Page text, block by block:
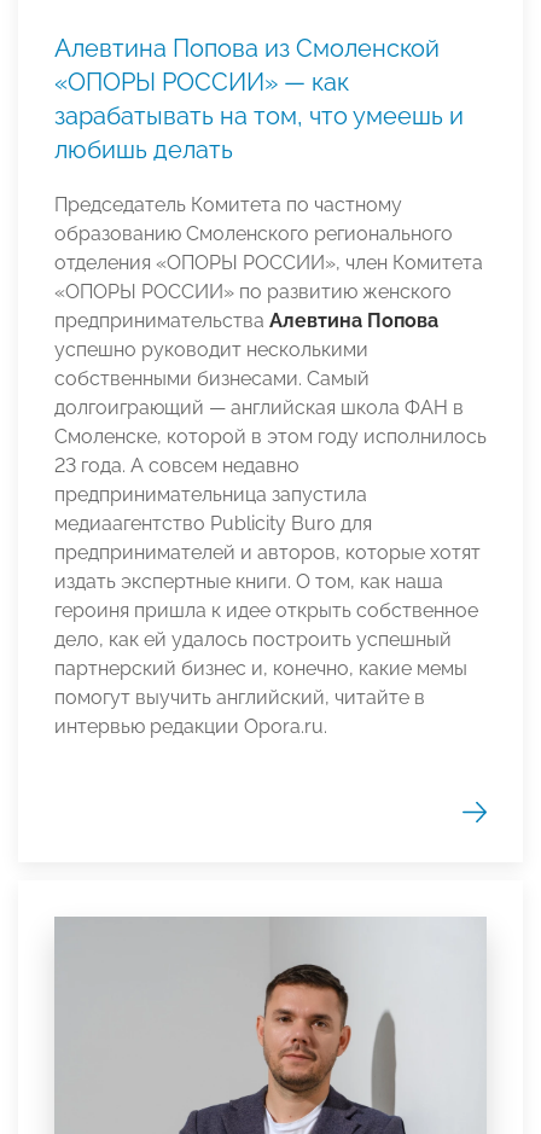
Алевтина Попова из Смоленской
«ОПОРЫ РОССИИ» — как
зарабатывать на том, что умеешь и
любишь делать
Председатель Комитета по частному
образованию Смоленского регионального
отделения «ОПОРЫ РОССИИ», член Комитета
«ОПОРЫ РОССИИ» по развитию женского
предпринимательства Алевтина Попова
успешно руководит несколькими
собственными бизнесами. Самый
долгоиграющий — английская школа ФАН в
Смоленске, которой в этом году исполнилось
23 года. А совсем недавно
предпринимательница запустила
медиаагентство Publicity Buro для
предпринимателей и авторов, которые хотят
издать экспертные книги. О том, как наша
героиня пришла к идее открыть собственное
дело, как ей удалось построить успешный
партнерский бизнес и, конечно, какие мемы
помогут выучить английский, читайте в
интервью редакции Opora.ru.